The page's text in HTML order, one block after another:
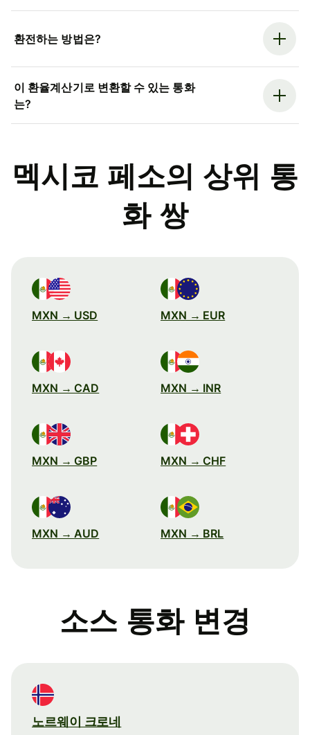
환전하는 방법은?
이 환율계산기로 변환할 수 있는 통화
는?
멕시코 페소의 상위 통
화 쌍
MXN → USD MXN → EUR
MXN → CAD MXN → INR
MXN → GBP MXN → CHF
MXN → AUD MXN → BRL
소스 통화 변경
노르웨이 크로네